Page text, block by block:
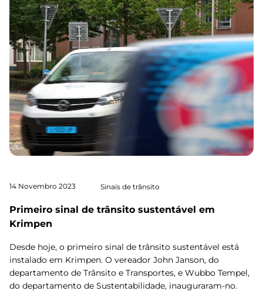
14 Novembro 2023 Sinais de trânsito
Primeiro sinal de trânsito sustentável em
Krimpen
Desde hoje, o primeiro sinal de trânsito sustentável está
instalado em Krimpen. O vereador John Janson, do
departamento de Trânsito e Transportes, e Wubbo Tempel,
do departamento de Sustentabilidade, inauguraram-no.